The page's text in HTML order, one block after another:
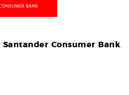
Santander Consumer Bank.